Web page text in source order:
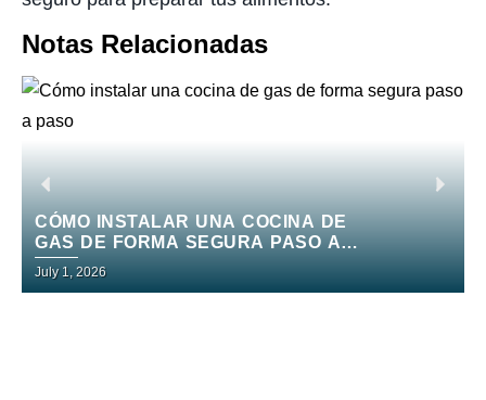
Notas Relacionadas
CÓMO INSTALAR UNA COCINA DE
GAS DE FORMA SEGURA PASO A
PASO
July 1, 2026